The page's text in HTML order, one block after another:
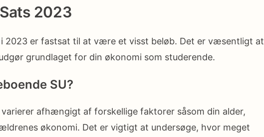
2023
i 2023 er fastsat til at være et visst beløb. Det er væsentligt at
grundlaget for din økonomi som studerende.
SU?
varierer afhængigt af forskellige faktorer såsom din alder,
økonomi. Det er vigtigt at undersøge, hvor meget